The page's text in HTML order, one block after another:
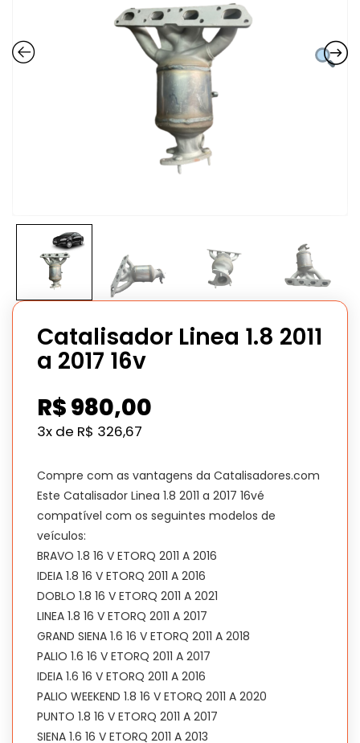
Catalisador Linea 1.8 2011
a 2017 16v
R$980,00
3x de R$ 326,67
Compre com as vantagens da Catalisadores.com
Este Catalisador Linea 1.8 2011 a 2017 16vé
compatível com os seguintes modelos de
veículos:
BRAVO 1.8 16 V ETORQ 2011 A 2016
IDEIA 1.8 16 V ETORQ 2011 A 2016
DOBLO 1.8 16 V ETORQ 2011 A 2021
LINEA 1.8 16 V ETORQ 2011 A 2017
GRAND SIENA 1.6 16 V ETORQ 2011 A 2018
PALIO 1.6 16 V ETORQ 2011 A 2017
IDEIA 1.6 16 V ETORQ 2011 A 2016
PALIO WEEKEND 1.8 16 V ETORQ 2011 A 2020
PUNTO 1.8 16 V ETORQ 2011 A 2017
SIENA 1.6 16 V ETORQ 2011 A 2013